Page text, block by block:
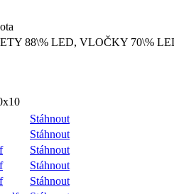
88\% LED, VLOČKY 70\%
Stáhnout
Stáhnout
Stáhnout
Stáhnout
Stáhnout